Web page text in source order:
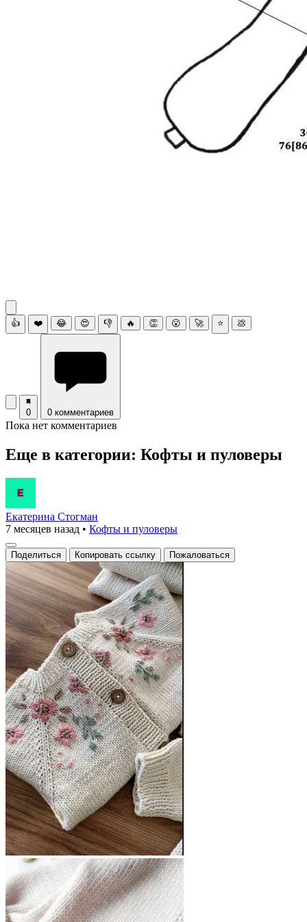
👍 ❤️ 😂 😍 👎 🔥 👏 😮 🚀 ⭐ 💩
0 0 комментариев
Пока нет комментариев
Еще в категории: Кофты и пуловеры
Екатерина Стогман
7 месяцев назад • Кофты и пуловеры
Поделиться Копировать ссылку Пожаловаться